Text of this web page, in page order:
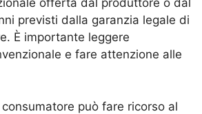
offerta dal produttore o dal
previsti dalla garanzia legale di
È importante leggere
e fare attenzione alle
può fare ricorso al